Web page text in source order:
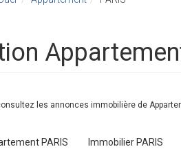
les annonces immobilière de
PARIS Immobilier PARIS